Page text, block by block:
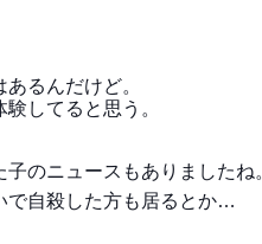
るんだけど。
してると思う。
のニュースもありましたね
で自殺した方も居るとか…